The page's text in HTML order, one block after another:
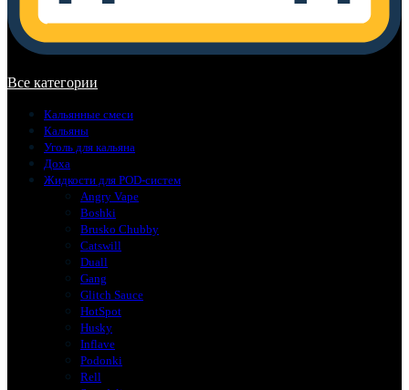
Все категории
Кальянные смеси
Кальяны
Уголь для кальяна
Доха
Жидкости для POD-систем
Angry Vape
Boshki
Brusko Chubby
Catswill
Duall
Gang
Glitch Sauce
HotSpot
Husky
Inflave
Podonki
Rell